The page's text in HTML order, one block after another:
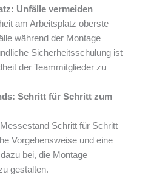
Unfälle vermeiden
am Arbeitsplatz oberste
während der Montage
Sicherheitsschulung ist
der Teammitglieder zu
Schritt für Schritt zum
Schritt für Schritt
Vorgehensweise und eine
bei, die Montage
gestalten.